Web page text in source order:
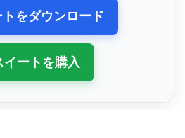
をダウンロード
イートを購入